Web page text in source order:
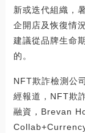
新或迭代組織，
企開店及恢復情
建議從品牌生命
的。
NFT欺詐檢測公
經報道，NFT欺
融資，Brevan